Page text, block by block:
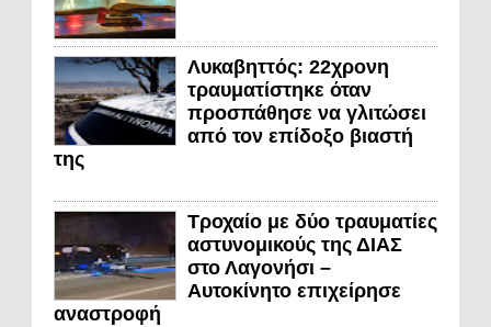
Λυκαβηττός: 22χρονη
τραυματίστηκε όταν
προσπάθησε να γλιτώσει
από τον επίδοξο βιαστή
της
Τροχαίο με δύο τραυματίες
αστυνομικούς της ΔΙΑΣ
στο Λαγονήσι –
Αυτοκίνητο επιχείρησε
αναστροφή